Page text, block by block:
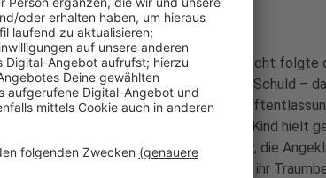
das Urteil entgegen. Das Gericht folgte
und besondere Schwere der Schuld –
rund 20 Jahren einen Antrag auf
arg- und wehrlose Greta getötet, das Kind hielt
Das Motiv blieb bis zuletzt unklar, die
erklärt, sie liebe Kinder, Erzieherin sei ihr